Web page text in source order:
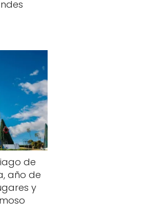
de
año de
y